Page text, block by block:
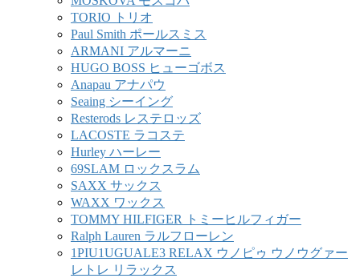
TORIO トリオ
Paul Smith ポールスミス
ARMANI アルマーニ
HUGO BOSS ヒューゴボス
Anapau アナパウ
Seaing シーイング
Resterods レステロッズ
LACOSTE ラコステ
Hurley ハーレー
69SLAM ロックスラム
SAXX サックス
WAXX ワックス
TOMMY HILFIGER トミーヒルフィガー
Ralph Lauren ラルフローレン
1PIU1UGUALE3 RELAX ウノピゥ ウノウグァー
レトレ リラックス